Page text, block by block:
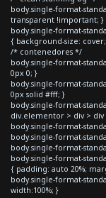
body.single-format-
transparent !important; }
body.single-format-
{ background-size:
/* contenedores */
body.single-format-
0px 0; }
body.single-format-
0px solid #fff; }
body.single-format-
div.elementor > div >
body.single-format-
body.single-format-
body.single-format-
body.single-format-
{ padding: auto 20%;
body.single-format-
width:100%; }